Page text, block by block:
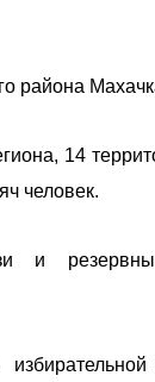
района
14
человек.
и